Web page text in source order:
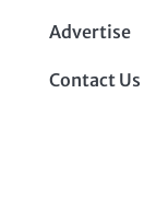
Advertise
Contact Us